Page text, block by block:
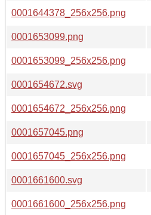
0001644378_256x256.png
0001653099.png
0001653099_256x256.png
0001654672.svg
0001654672_256x256.png
0001657045.png
0001657045_256x256.png
0001661600.svg
0001661600_256x256.png